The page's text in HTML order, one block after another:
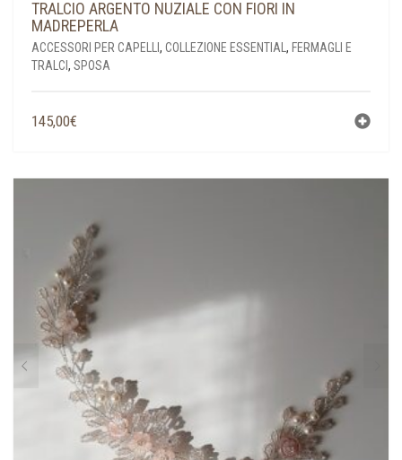
TRALCIO ARGENTO NUZIALE CON FIORI IN
MADREPERLA
ACCESSORI PER CAPELLI , COLLEZIONE ESSENTIAL , FERMAGLI E
TRALCI , SPOSA
145,00€